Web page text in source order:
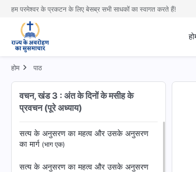
हम परमेश्वर के प्रकटन के लिए बेसब्र सभी साधकों का स्वागत करते हैं!
होम पाठ
वचन, खंड 3 : अंत के दिनों के मसीह के
प्रवचन (पूरे अध्याय)
सत्य के अनुसरण का महत्व और उसके अनुसरण
का मार्ग (भाग एक)
सत्य के अनुसरण का महत्व और उसके अनुसरण